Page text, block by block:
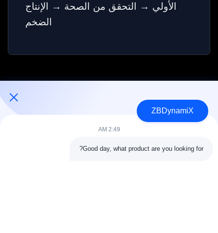
الأولي → التحقق من الصحة → الإنتاج
الضخم
ZBDynamiX
2:49 AM
Good day, what product are you looking for?